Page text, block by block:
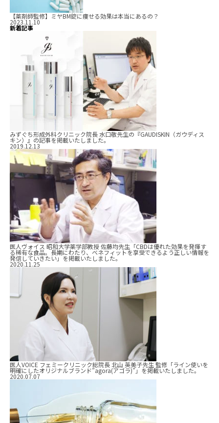
【薬剤師監修】ミヤBM錠に痩せる効果は本当にあるの？
2023.11.10
新着記事
みずぐち形成外科クリニック院長 水口敬先生の『GAUDISKIN（ガウディス
キン）』の記事を掲載いたしました。
2019.12.13
医人ヴォイス 昭和大学薬学部教授 佐藤均先生「CBDは優れた効果を発揮す
る稀有な食品。長期にわたり、ベネフィットを享受できるよう正しい情報を
発信していきたい」を掲載いたしました。
2020.11.25
医人VOICE フェミークリニック総院長 北山 英美子先生 監修「ライン使いを
明確にしたオリジナルブランド”agora(アゴラ)”」を掲載いたしました。
2020.07.07